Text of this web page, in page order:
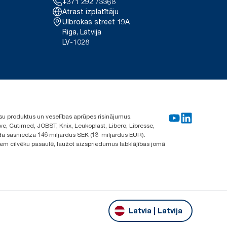
Atrast izplatītāju
Ulbrokas street 19A
Riga, Latvija
LV-1028
produktus un veselības aprūpes risinājumus.
Cutimed, JOBST, Knix, Leukoplast, Libero, Libresse,
sasniedza 146 miljardus SEK (13 miljardus EUR).
cilvēku pasaulē, laužot aizspriedumus labklājības jomā
Latvia | Latvija